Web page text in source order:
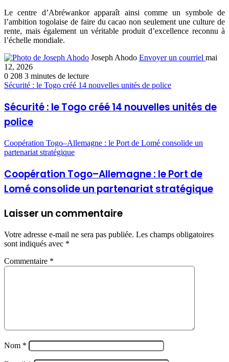
Le centre d’Abréwankor apparaît ainsi comme un symbole de
l’ambition togolaise de faire du cacao non seulement une culture de
rente, mais également un véritable produit d’excellence reconnu à
l’échelle mondiale.
Joseph Ahodo Envoyer un courriel mai
12, 2026
0 208 3 minutes de lecture
Sécurité : le Togo créé 14 nouvelles unités de police
Sécurité : le Togo créé 14 nouvelles unités de
police
Coopération Togo–Allemagne : le Port de Lomé consolide un
partenariat stratégique
Coopération Togo–Allemagne : le Port de
Lomé consolide un partenariat stratégique
Laisser un commentaire
Votre adresse e-mail ne sera pas publiée. Les champs obligatoires
sont indiqués avec *
Commentaire *
Nom *